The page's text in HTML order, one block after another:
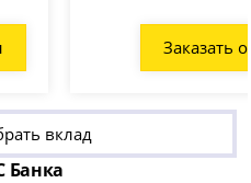
Заказать
вклад
Банка